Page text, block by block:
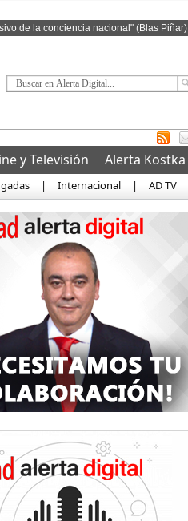
de la conciencia nacional" (Blas Piñar)
y Televisión
Alerta Kostka
| Internacional | AD TV